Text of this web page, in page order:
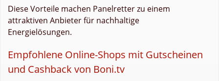
Diese Vorteile machen Panelretter zu einem
attraktiven Anbieter für nachhaltige
Energielösungen.
Empfohlene Online-Shops mit Gutscheinen
und Cashback von Boni.tv